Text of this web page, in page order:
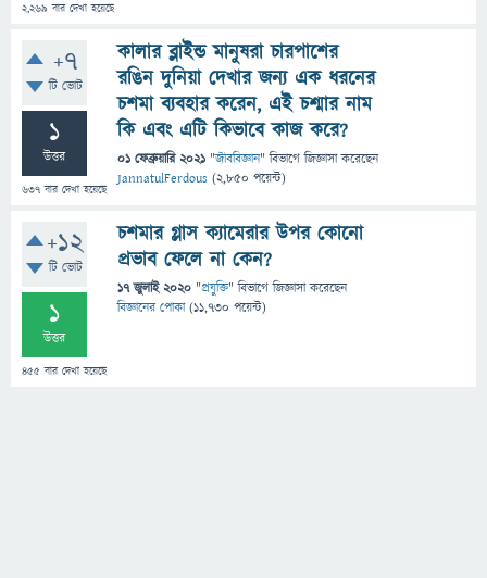
2,269 বার দেখা হয়েছে
+7
টি ভোট
1
উত্তর
637 বার দেখা হয়েছে
কালার ব্লাইন্ড মানুষরা চারপাশের
রঙিন দুনিয়া দেখার জন্য এক ধরনের
চশমা ব্যবহার করেন, এই চশ্মার নাম
কি এবং এটি কিভাবে কাজ করে?
01 ফেব্রুয়ারি 2021 "জীববিজ্ঞান" বিভাগে জিজ্ঞাসাকরেছেন
JannatulFerdous (2,850 পয়েন্ট)
+12
টি ভোট
1
উত্তর
455 বার দেখা হয়েছে
চশমার গ্লাস ক্যামেরার উপর কোনো
প্রভাব ফেলে না কেন?
17 জুলাই 2020 "প্রযুক্তি" বিভাগে জিজ্ঞাসাকরেছেন
বিজ্ঞানের পোকা (11,730 পয়েন্ট)